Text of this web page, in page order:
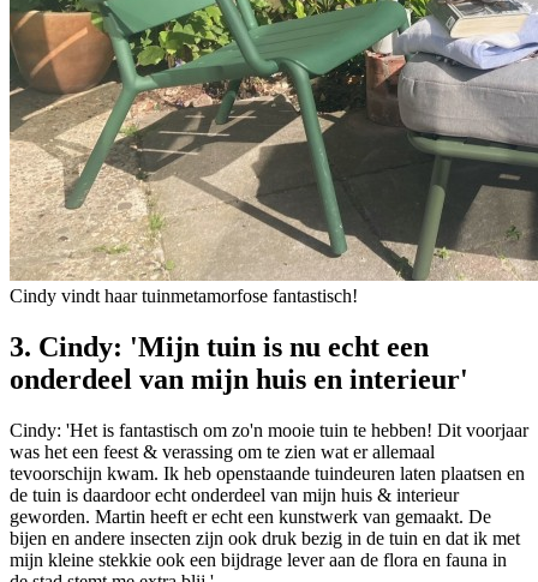
Cindy vindt haar tuinmetamorfose fantastisch!
3. Cindy: 'Mijn tuin is nu echt een
onderdeel van mijn huis en interieur'
Cindy: 'Het is fantastisch om zo'n mooie tuin te hebben! Dit voorjaar
was het een feest & verassing om te zien wat er allemaal
tevoorschijn kwam. Ik heb openstaande tuindeuren laten plaatsen en
de tuin is daardoor echt onderdeel van mijn huis & interieur
geworden. Martin heeft er echt een kunstwerk van gemaakt. De
bijen en andere insecten zijn ook druk bezig in de tuin en dat ik met
mijn kleine stekkie ook een bijdrage lever aan de flora en fauna in